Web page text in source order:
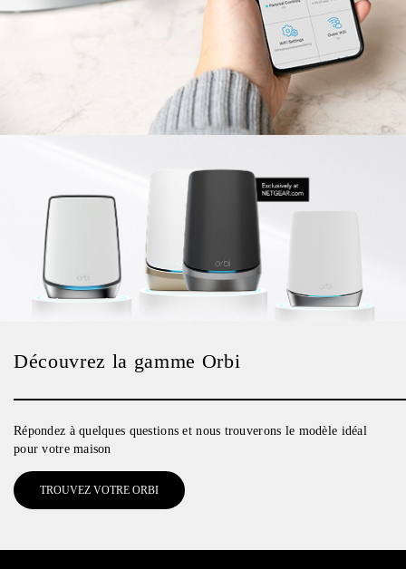
Découvrez la gamme Orbi
Répondez à quelques questions et nous trouverons le modèle idéal
pour votre maison
TROUVEZ VOTRE ORBI